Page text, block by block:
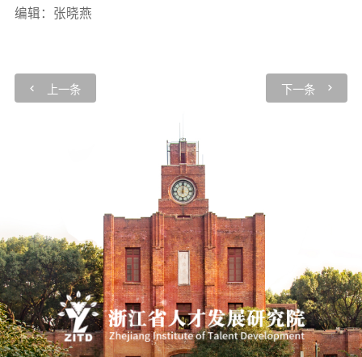
编辑：张晓燕
上一条 下一条